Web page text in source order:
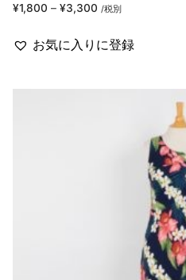
¥1,800 – ¥3,300 /税別
お気に入りに登録